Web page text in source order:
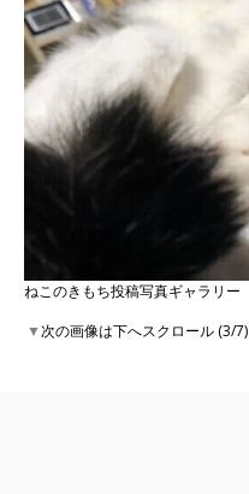
ねこのきもち投稿写真ギャラリー
▼次の画像は下へスクロール (3/7)